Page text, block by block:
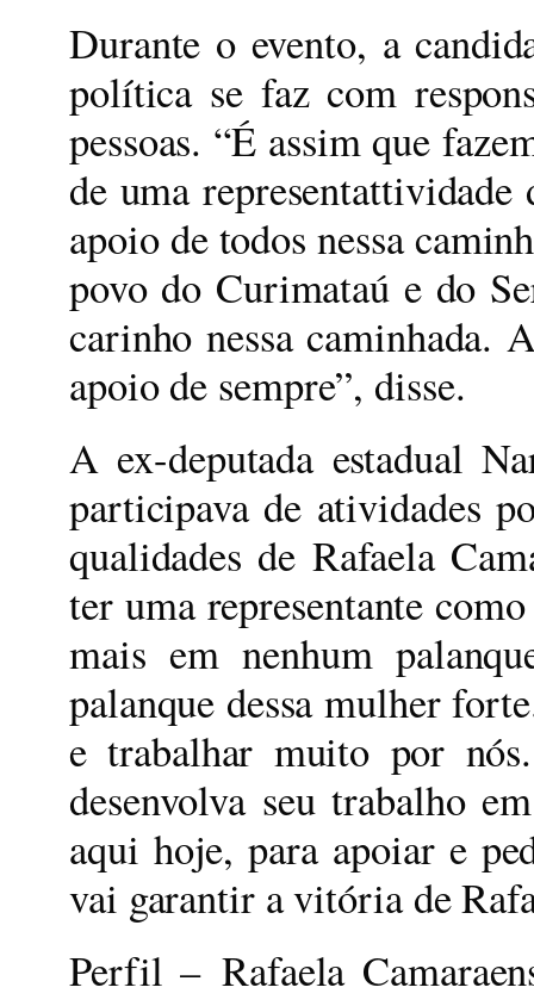
Durante o evento, a
política se faz com
pessoas. “É assim que
de uma
apoio de todos nessa
povo do Curimataú e do
carinho nessa caminhada.
apoio de sempre”, disse.
A ex-deputada estadual
participava de atividades
qualidades de Rafaela
ter uma representante
mais em nenhum
palanque dessa mulher
e trabalhar muito por
desenvolva seu trabalho
aqui hoje, para apoiar e
vai garantir a vitória de
Perfil –Rafaela